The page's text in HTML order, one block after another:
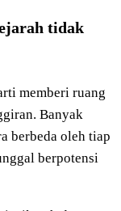
tidak
memberi ruang
Banyak
berbeda oleh tiap
berpotensi